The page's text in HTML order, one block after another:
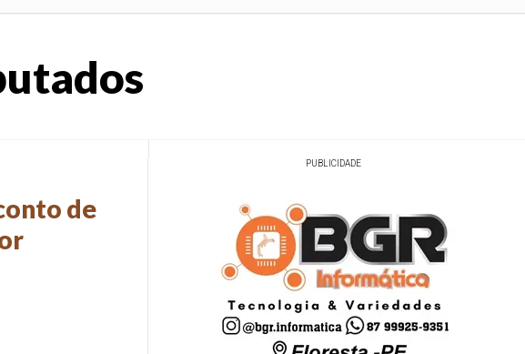
de
PUBLICIDADE